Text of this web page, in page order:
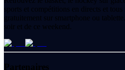
sports et compétitions en directs et tous
gratuitement sur smartphone ou
soir et de ce weekend.
Partenaires